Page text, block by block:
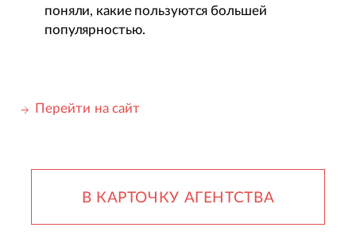
поняли, какие пользуются большей
популярностью.
Перейти на сайт
В КАРТОЧКУ АГЕНТСТВА